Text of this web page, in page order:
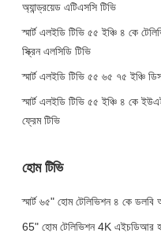
অ্যান্ড্রয়েড এটিএসসি টিভি
স্মার্ট এলইডি টিভি ৫৫ ইঞ্চি ৪ কে
স্ক্রিন এলসিডি টিভি
স্মার্ট এলইডি টিভি ৫৫ ৬৫ ৭৫ ইঞ্চি
স্মার্ট এলইডি টিভি ৫৫ ইঞ্চি ৪ কে
ফ্রেম টিভি
হোম টিভি
স্মার্ট ৬৫" হোম টেলিভিশন ৪ কে ডলবি
65" হোম টেলিভিশন 4K এইচডিআর